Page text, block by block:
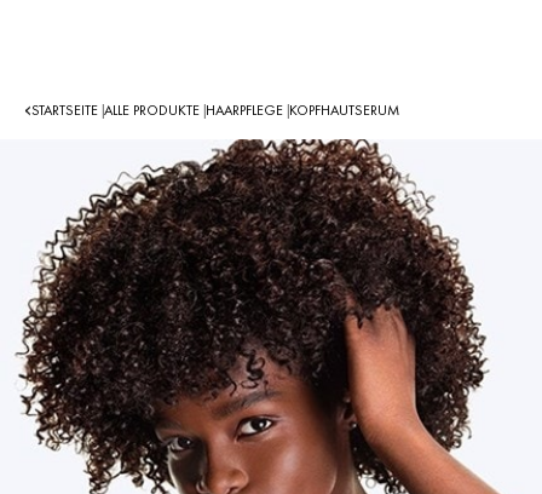
STARTSEITE ALLE PRODUKTE HAARPFLEGE KOPFHAUTSERUM